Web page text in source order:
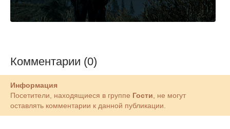
Комментарии (0)
Информация
Посетители, находящиеся в группе Гости , не могут
оставлять комментарии к данной публикации.